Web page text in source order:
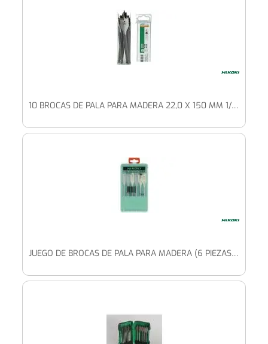
10 BROCAS DE PALA PARA MADERA 22,0 X 150 MM 1/4" HEXAGONAL
JUEGO DE BROCAS DE PALA PARA MADERA (6 PIEZAS) 12/14/16/18/20/22 X 150 MM